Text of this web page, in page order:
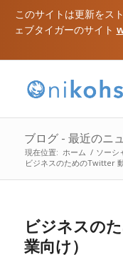
このサイトは更新をス
ェブタイガーのサイト
ブログ - 最近のニ
現在位置: ホーム / ソーシ
ビジネスのためのTwitter
ビジネスの
業向け）